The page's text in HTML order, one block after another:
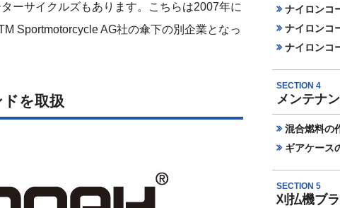
ーサイクルズもあります。こちらは2007年に
Sportmotorcycle AG社の傘下の別企業となっ
を取扱
ナイロンコ
ナイロンコ
ナイロンコ
SECTION 4
メンテナ
混合燃料の
ギアケース
SECTION 5
刈払機ブ